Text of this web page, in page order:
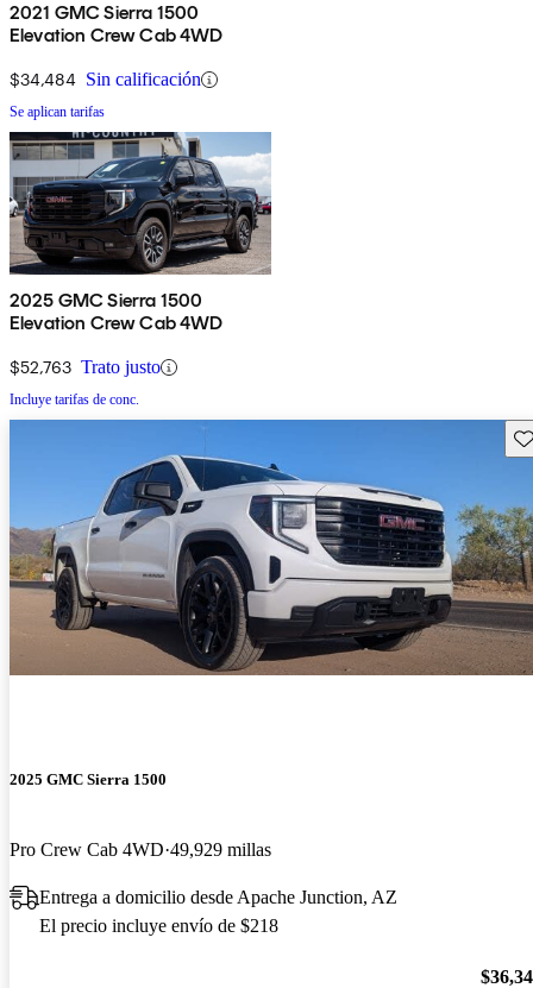
2021 GMC Sierra 1500
Elevation Crew Cab 4WD
$34,484 Sin calificación
Se aplican tarifas
2025 GMC Sierra 1500
Elevation Crew Cab 4WD
$52,763 Trato justo
Incluye tarifas de conc.
2025 GMC Sierra 1500
Pro Crew Cab 4WD 49,929 millas
Entrega a domicilio desde Apache Junction, AZ
El precio incluye envío de $218